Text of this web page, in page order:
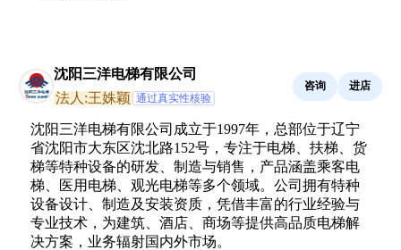
沈阳三洋电梯有限公司
法人:王姝颖 通过真实性核验
咨询 进店
沈阳三洋电梯有限公司成立于1997年，总部位于辽宁
省沈阳市大东区沈北路152号，专注于电梯、扶梯、货
梯等特种设备的研发、制造与销售，产品涵盖乘客电
梯、医用电梯、观光电梯等多个领域。公司拥有特种
设备设计、制造及安装资质，凭借丰富的行业经验与
专业技术，为建筑、酒店、商场等提供高品质电梯解
决方案，业务辐射国内外市场。